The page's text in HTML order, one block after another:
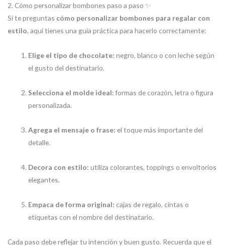
2. Cómo personalizar bombones paso a paso ✨
Si te preguntas cómo personalizar bombones para regalar con
estilo, aquí tienes una guía práctica para hacerlo correctamente:
Elige el tipo de chocolate: negro, blanco o con leche según
el gusto del destinatario.
Selecciona el molde ideal:formas de corazón, letra o figura
personalizada.
Agrega el mensaje o frase: el toque más importante del
detalle.
Decora con estilo: utiliza colorantes, toppings o envoltorios
elegantes.
Empaca de forma original: cajas de regalo, cintas o
etiquetas con el nombre del destinatario.
Cada paso debe reflejar tu intención y buen gusto. Recuerda que el